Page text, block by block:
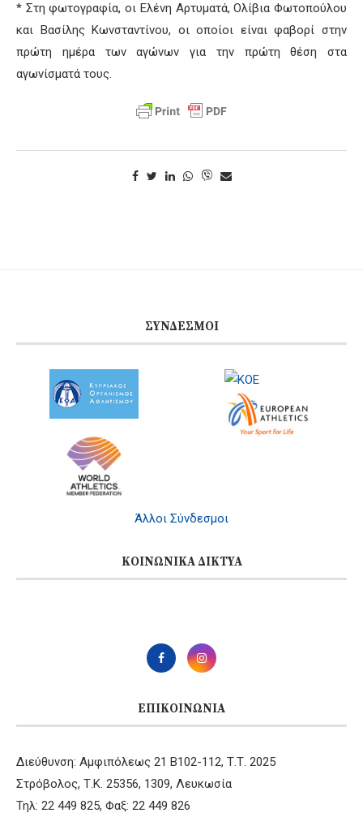
* Στη φωτογραφία, οι Ελένη Αρτυματά, Ολίβια Φωτοπούλου
και Βασίλης Κωνσταντίνου, οι οποίοι είναι φαβορί στην
πρώτη ημέρα των αγώνων για την πρώτη θέση στα
αγωνίσματά τους.
ΣΎΝΔΕΣΜΟΙ
Άλλοι Σύνδεσμοι
ΚΟΙΝΩΝΙΚΆ ΔΊΚΤΥΑ
ΕΠΙΚΟΙΝΩΝΊΑ
Διεύθυνση: Αμφιπόλεως 21 B102-112, Τ.Τ. 2025
Στρόβολος, Τ.Κ. 25356, 1309, Λευκωσία
Τηλ: 22 449 825, Φαξ: 22 449 826